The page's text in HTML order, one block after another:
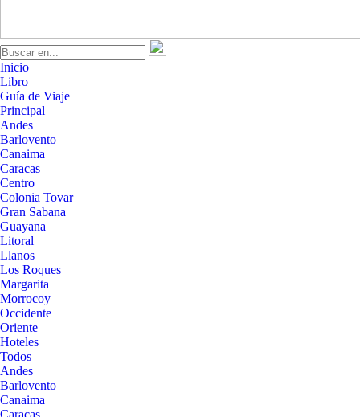
Inicio
Libro
Guía de Viaje
Principal
Andes
Barlovento
Canaima
Caracas
Centro
Colonia Tovar
Gran Sabana
Guayana
Litoral
Llanos
Los Roques
Margarita
Morrocoy
Occidente
Oriente
Hoteles
Todos
Andes
Barlovento
Canaima
Caracas